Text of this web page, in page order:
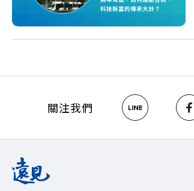
關注我們